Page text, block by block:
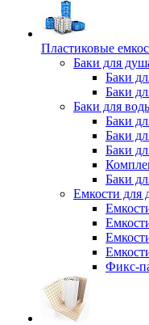
Пластиковые
Баки для
Баки
Баки
Баки для
Баки
Баки
Баки
Баки
Емкости для
Фикс-